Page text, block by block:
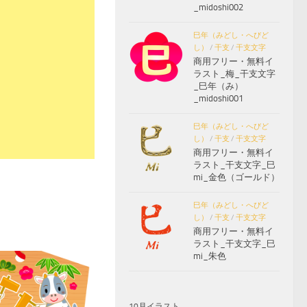
_midoshi002
巳年（みどし・へびど
し）
/ 干支 / 干支文字
商用フリー・無料イ
ラスト_梅_干支文字
_巳年（み）
_midoshi001
巳年（みどし・へびど
し）
/ 干支 / 干支文字
商用フリー・無料イ
ラスト_干支文字_巳
mi_金色（ゴールド）
巳年（みどし・へびど
し）
/ 干支 / 干支文字
商用フリー・無料イ
ラスト_干支文字_巳
mi_朱色